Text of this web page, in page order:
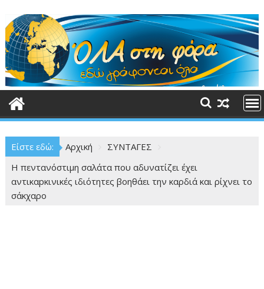
στο
περιεχόμενο
Είστε εδώ: Αρχική
ΣΥΝΤΑΓΕΣ
Η πεντανόστιμη σαλάτα που αδυνατίζει έχει
αντικαpκινικές ιδιότητες βοηθάει την καρδιά και ρίχνει το
σάκχαρο